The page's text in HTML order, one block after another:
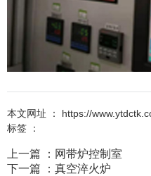
本文网址 ： https://
标签 ：
上一篇 ： 网带炉控制室
下一篇 ： 真空淬火炉